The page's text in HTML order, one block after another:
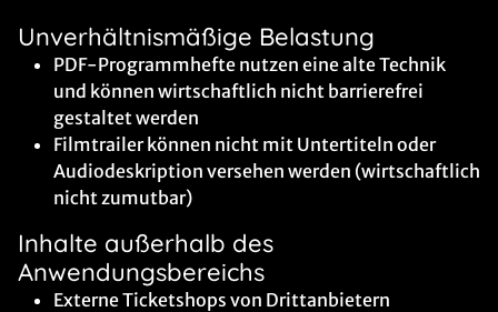
Unverhältnismäßige Belastung
PDF-Programmhefte nutzen eine alte Technik
und können wirtschaftlich nicht barrierefrei
gestaltet werden
Filmtrailer können nicht mit Untertiteln oder
Audiodeskription versehen werden (wirtschaftlich
nicht zumutbar)
Inhalte außerhalb des
Anwendungsbereichs
Externe Ticketshops von Drittanbietern